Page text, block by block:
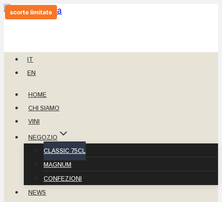
Salta
IT
EN
HOME
CHI SIAMO
VINI
NEGOZIO
CLASSIC 75CL
MAGNUM
CONFEZIONI
NEWS
scorte limitate